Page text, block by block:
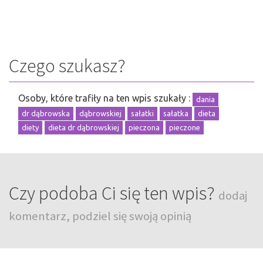
Czego szukasz?
Osoby, które trafiły na ten wpis szukały :
dania
dr dąbrowska
dąbrowskiej sałatki sałatka
dieta
diety
dieta dr dąbrowskiej pieczona pieczone
Czy podoba Ci się ten wpis? dodaj
komentarz, podziel się swoją opinią